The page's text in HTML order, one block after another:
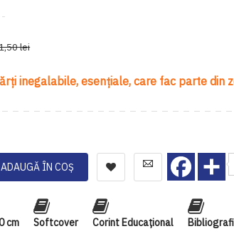
lei
inegalabile, esenţiale, care fac parte din
ADAUGĂ ÎN COȘ
Facebook
cm Softcover Corint Educaţional